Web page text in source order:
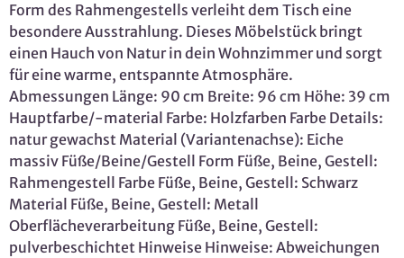
Form des Rahmengestells verleiht dem Tisch eine
besondere Ausstrahlung. Dieses Möbelstück bringt
einen Hauch von Natur in dein Wohnzimmer und sorgt
für eine warme, entspannte Atmosphäre.
Abmessungen Länge: 90 cm Breite: 96 cm Höhe: 39 cm
Hauptfarbe/-material Farbe: Holzfarben Farbe Details:
natur gewachst Material (Variantenachse): Eiche
massiv Füße/Beine/Gestell Form Füße, Beine, Gestell:
Rahmengestell Farbe Füße, Beine, Gestell: Schwarz
Material Füße, Beine, Gestell: Metall
Oberflächeverarbeitung Füße, Beine, Gestell:
pulverbeschichtet Hinweise Hinweise: Abweichungen